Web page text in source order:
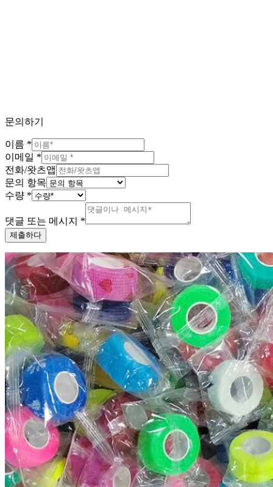
문의하기
이름 *
이메일 *
전화/왓츠앱
문의 항목
수량 *
댓글 또는 메시지 *
제출하다